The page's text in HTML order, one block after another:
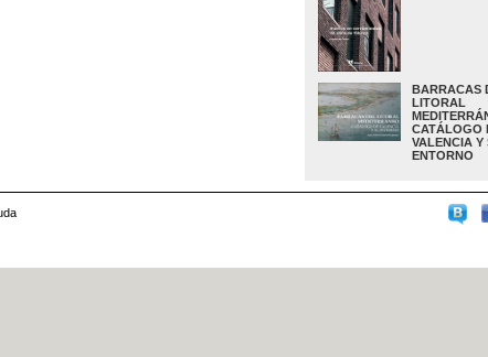
BARRACAS
LITORAL
CATÁLOGO
VALENCIA Y
ENTORNO